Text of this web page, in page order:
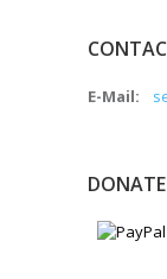
E-Mail: